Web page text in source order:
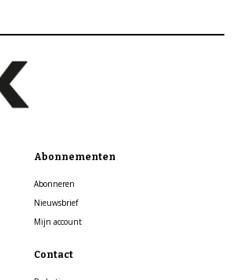
Abonnementen
Abonneren
Nieuwsbrief
Mijn account
Contact